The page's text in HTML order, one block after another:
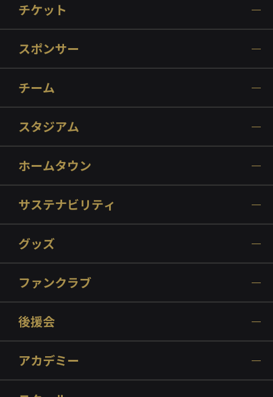
チケット
スポンサー
チーム
スタジアム
ホームタウン
サステナビリティ
グッズ
ファンクラブ
後援会
アカデミー